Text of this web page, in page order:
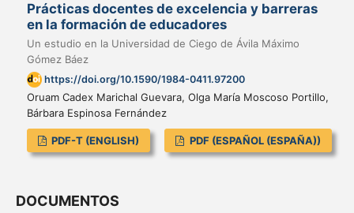
Prácticas docentes de excelencia y barreras
en la formación de educadores
Un estudio en la Universidad de Ciego de Ávila Máximo
Gómez Báez
https://doi.org/10.1590/1984-0411.97200
Oruam Cadex Marichal Guevara, Olga María Moscoso Portillo,
Bárbara Espinosa Fernández
PDF-T (ENGLISH) PDF (ESPAÑOL (ESPAÑA))
DOCUMENTOS